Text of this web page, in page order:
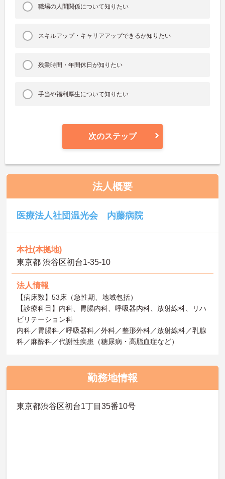
職場の人間関係について知りたい
スキルアップ・キャリアアップできるか知りたい
残業時間・年間休日が知りたい
手当や福利厚生について知りたい
次のステップ
法人概要
医療法人社団温光会 内藤病院
本社(本拠地)
東京都 渋谷区初台1‐35‐10
法人情報
【病床数】53床（急性期、地域包括）
【診療科目】内科、胃腸内科、呼吸器内科、放射線科、リハ
ビリテーション科
内科／胃腸科／呼吸器科／外科／整形外科／放射線科／乳腺
科／麻酔科／代謝性疾患（糖尿病・高脂血症など）
勤務地情報
東京都渋谷区初台1丁目35番10号